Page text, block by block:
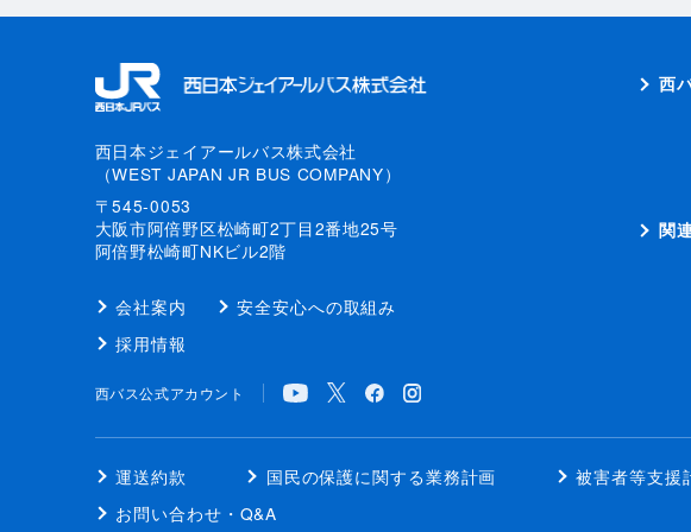
西日本ジェイアールバス株式会社
（WEST JAPAN JR BUS COMPANY）
〒545-0053
大阪市阿倍野区松崎町2丁目2番地25号
阿倍野松崎町NKビル2階
会社案内
安全安心への取組み
採用情報
西バス公式アカウント
西
関
運送約款 国民の保護に関する業務計画 被害者等支援
お問い合わせ・Q&A